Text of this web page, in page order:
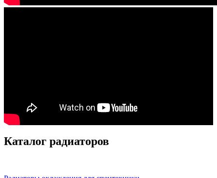
Каталог радиаторов